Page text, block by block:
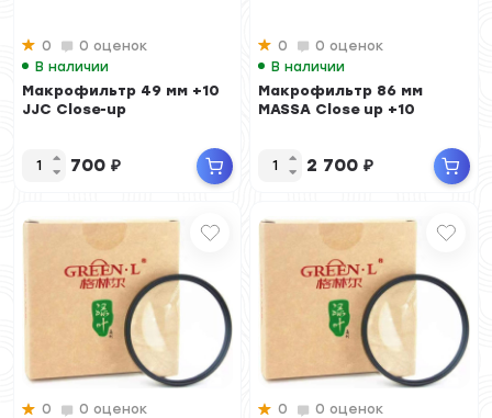
0
0 оценок
В наличии
Макрофильтр 49 мм +10
JJC Close-up
700 ₽
0
0 оценок
В наличии
Макрофильтр 86 мм
MASSA Close up +10
2 700 ₽
0
0 оценок
0
0 оценок